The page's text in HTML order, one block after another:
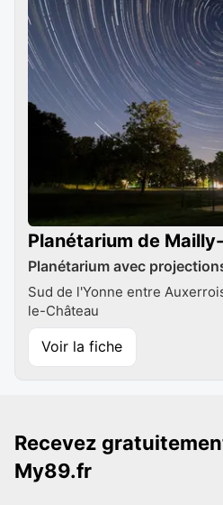
Planétarium de
Planétarium avec
Sud de l'Yonne entre
le-Château
Voir la fiche
Recevez
My89.fr